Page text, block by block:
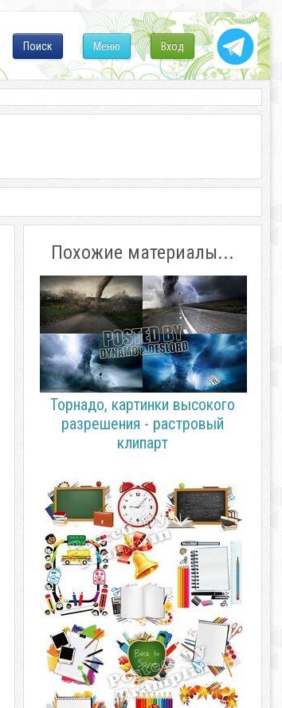
Вход
Меню
Поиск
Похожие материалы...
Торнадо, картинки высокого
разрешения - растровый
клипарт